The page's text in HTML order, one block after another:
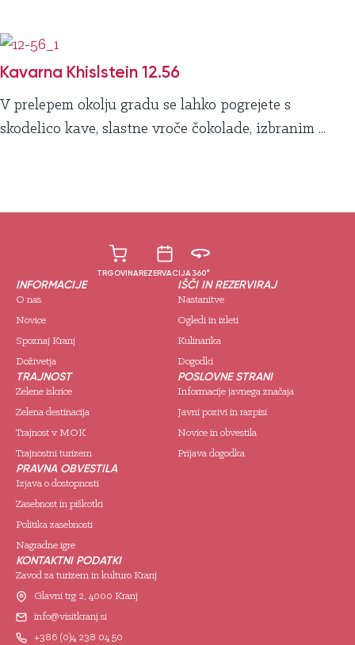
Kavarna Khislstein 12.56
V prelepem okolju gradu se lahko pogrejete s
skodelico kave, slastne vroče čokolade, izbranim ...
TRGOVINAREZERVACIJA360°
INFORMACIJE
O nas
Novice
Spoznaj Kranj
Doživetja
IŠČI IN REZERVIRAJ
Nastanitve
Ogledi in izleti
Kulinarika
Dogodki
TRAJNOST
Zelene iskrice
Zelena destinacija
Trajnost v MOK
Trajnostni turizem
POSLOVNE STRANI
Informacije javnega značaja
Javni pozivi in razpisi
Novice in obvestila
Prijava dogodka
PRAVNA OBVESTILA
Izjava o dostopnosti
Zasebnost in piškotki
Politika zasebnosti
Nagradne igre
KONTAKTNI PODATKI
Zavod za turizem in kulturo Kranj
Glavni trg 2, 4000 Kranj
info@visitkranj.si
+386 (0)4 238 04 50